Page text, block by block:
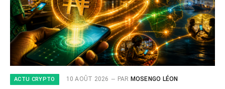
ACTU CRYPTO 10 AOÛT 2026 PAR MOSENGO LÉON